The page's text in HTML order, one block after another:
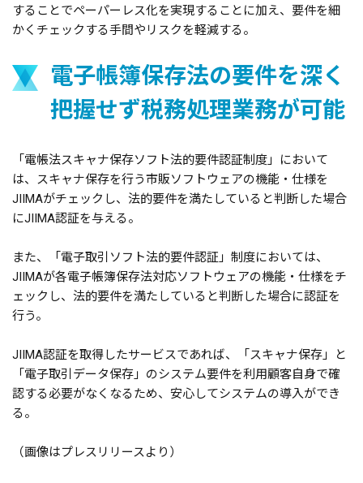
することでペーパーレス化を実現することに加え、要件を細
かくチェックする手間やリスクを軽減する。
電子帳簿保存法の要件を深く
把握せず税務処理業務が可能
「電帳法スキャナ保存ソフト法的要件認証制度」において
は、スキャナ保存を行う市販ソフトウェアの機能・仕様を
JIIMAがチェックし、法的要件を満たしていると判断した場合
にJIIMA認証を与える。
また、「電子取引ソフト法的要件認証」制度においては、
JIIMAが各電子帳簿保存法対応ソフトウェアの機能・仕様をチ
ェックし、法的要件を満たしていると判断した場合に認証を
行う。
JIIMA認証を取得したサービスであれば、「スキャナ保存」と
「電子取引データ保存」のシステム要件を利用顧客自身で確
認する必要がなくなるため、安心してシステムの導入ができ
る。
（画像はプレスリリースより）